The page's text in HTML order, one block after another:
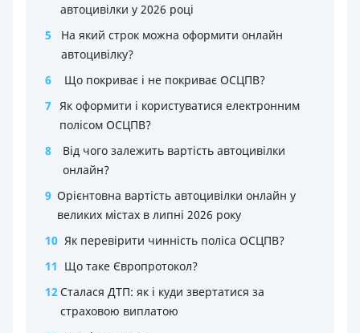
автоцивілки у 2026 році
5
На який строк можна оформити онлайн
автоцивілку?
6
Що покриває і не покриває ОСЦПВ?
7 Як оформити і користуватися електронним
полісом ОСЦПВ?
8
Від чого залежить вартість автоцивілки
онлайн?
9 Орієнтовна вартість автоцивілки онлайн у
великих містах в липні 2026 року
10 Як перевірити чинність поліса ОСЦПВ?
11 Що таке Європротокол?
12Сталася ДТП: як і куди звертатися за
страховою виплатою